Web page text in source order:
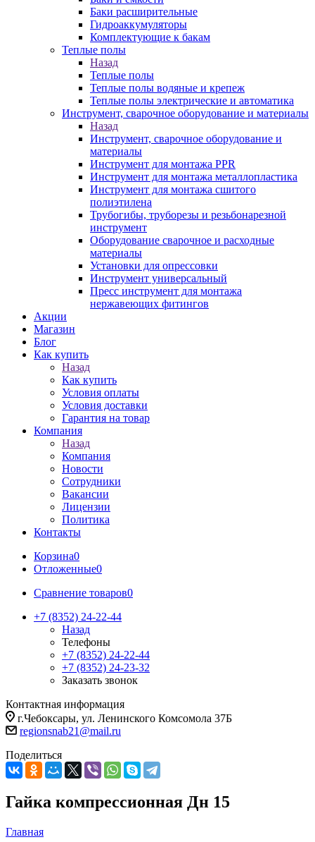
Баки расширительные
Гидроаккумуляторы
Комплектующие к бакам
Теплые полы
Назад
Теплые полы
Теплые полы водяные и крепеж
Теплые полы электрические и автоматика
Инструмент, сварочное оборудование и материалы
Назад
Инструмент, сварочное оборудование и
материалы
Инструмент для монтажа PPR
Инструмент для монтажа металлопластика
Инструмент для монтажа сшитого
полиэтилена
Трубогибы, труборезы и резьбонарезной
инструмент
Оборудование сварочное и расходные
материалы
Установки для опрессовки
Инструмент универсальный
Пресс инструмент для монтажа
нержавеющих фитингов
Акции
Магазин
Блог
Как купить
Назад
Как купить
Условия оплаты
Условия доставки
Гарантия на товар
Компания
Назад
Компания
Новости
Сотрудники
Вакансии
Лицензии
Политика
Контакты
Корзина0
Отложенные0
Сравнение товаров0
+7 (8352) 24-22-44
Назад
Телефоны
+7 (8352) 24-22-44
+7 (8352) 24-23-32
Заказать звонок
Контактная информация
г.Чебоксары, ул. Ленинского Комсомола 37Б
regionsnab21@mail.ru
Поделиться
Гайка компрессионная Дн 15
Главная